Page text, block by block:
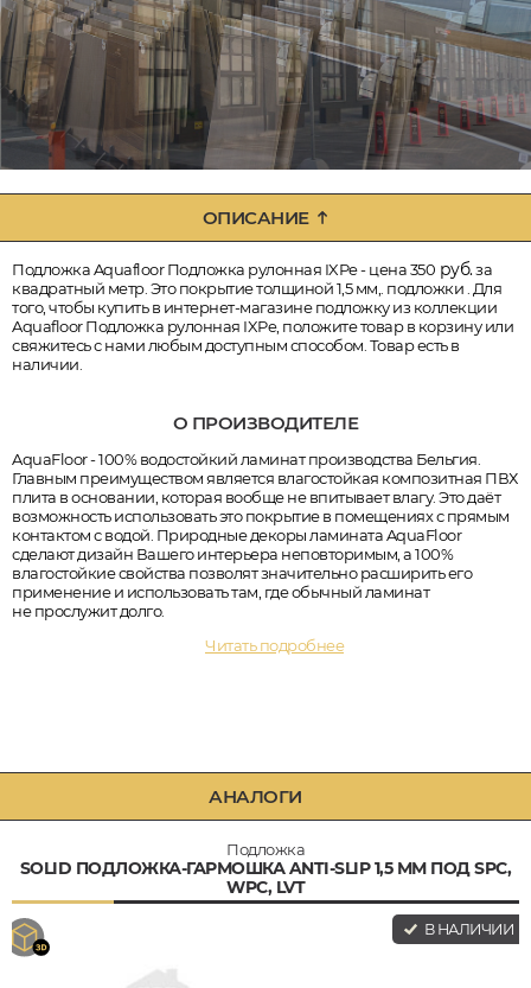
ОПИСАНИЕ
Подложка Aquafloor Подложка рулонная IXPe - цена 350 руб.за
квадратный метр. Это покрытие толщиной 1,5 мм,. подложки . Для
того, чтобы купить в интернет-магазине подложку из коллекции
Aquafloor Подложка рулонная IXPe, положите товар в корзину или
свяжитесь с нами любым доступным способом. Товар есть в
наличии.
О ПРОИЗВОДИТЕЛЕ
AquaFloor - 100% водостойкий ламинат производства Бельгия.
Главным преимуществом является влагостойкая композитная ПВХ
плита в основании, которая вообще не впитывает влагу. Это даёт
возможность использовать это покрытие в помещениях с прямым
контактом с водой. Природные декоры ламината AquaFloor
сделают дизайн Вашего интерьера неповторимым, а 100%
влагостойкие свойства позволят значительно расширить его
применение и использовать там, где обычный ламинат
не прослужит долго.
Читать подробнее
АНАЛОГИ
Подложка
SOLID ПОДЛОЖКА-ГАРМОШКА ANTI-SLIP 1,5 ММ ПОД SPC,
WPC, LVT
В НАЛИЧИИ